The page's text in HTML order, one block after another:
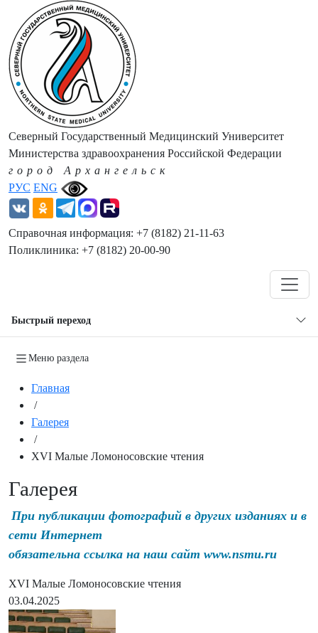
РУС ENG
Северный Государственный Медицинский Университет
Министерства здравоохранения Российской Федерации
город Архангельск
Справочная информация: +7 (8182) 21-11-63
Поликлиника: +7 (8182) 20-00-90
Быстрый переход
Меню раздела
Главная
/
Галерея
/
XVI Малые Ломоносовские чтения
Галерея
При публикации фотографий в других изданиях и в
сети Интернет
обязательна ссылка на наш сайт www.nsmu.ru
XVI Малые Ломоносовские чтения
03.04.2025